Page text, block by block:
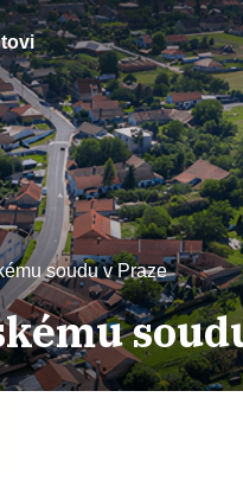
soudu v Praze